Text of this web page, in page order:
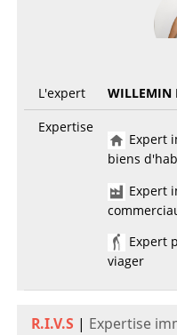
L'expert
WILLEMIN
Expertise
Expert
biens
Expert
Expert
viager
R.I.V.S | Expertise